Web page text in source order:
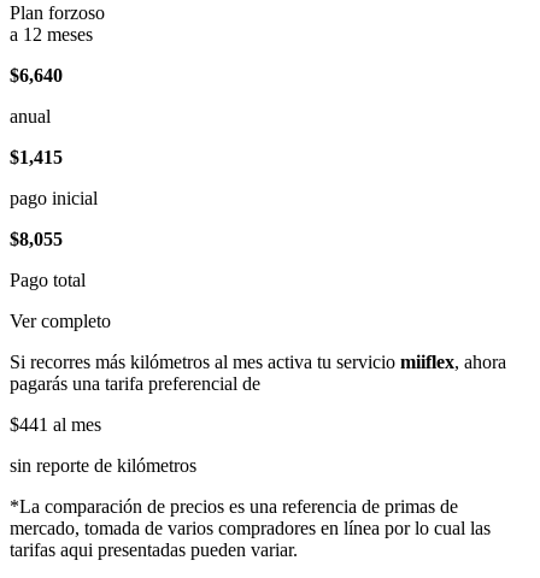
Plan forzoso
a 12 meses
$6,640
anual
$1,415
pago inicial
$8,055
Pago total
Ver completo
Si recorres más kilómetros al mes activa tu servicio miiflex, ahora
pagarás una tarifa preferencial de
$441 al mes
sin reporte de kilómetros
*La comparación de precios es una referencia de primas de
mercado, tomada de varios compradores en línea por lo cual las
tarifas aqui presentadas pueden variar.